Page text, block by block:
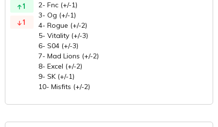
1
1
2- Fnc (+/-1)
3- Og (+/-1)
4- Rogue (+/-2)
5- Vitality (+/-3)
6- S04 (+/-3)
7- Mad Lions (+/-2)
8- Excel (+/-2)
9- SK (+/-1)
10- Misfits (+/-2)